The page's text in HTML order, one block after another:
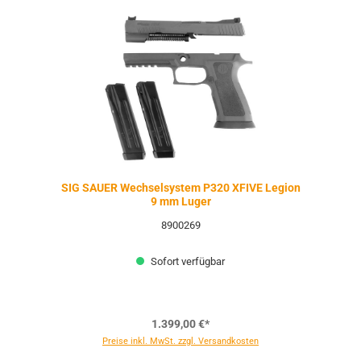
SIG SAUER Wechselsystem P320 XFIVE Legion
9 mm Luger
8900269
Sofort verfügbar
1.399,00 €*
Preise inkl. MwSt. zzgl. Versandkosten